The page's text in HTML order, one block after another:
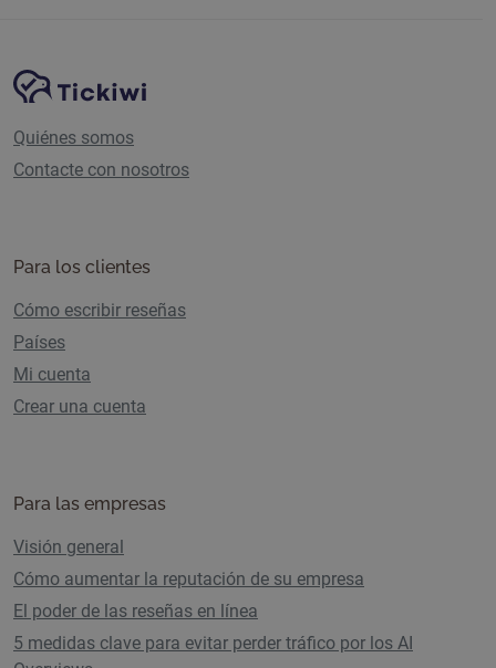
Navegación del sitio
Plataforma Tickiwi
Quiénes somos
Contacte con nosotros
Para los clientes
Cómo escribir reseñas
Países
Mi cuenta
Crear una cuenta
Para las empresas
Visión general
Cómo aumentar la reputación de su empresa
El poder de las reseñas en línea
5 medidas clave para evitar perder tráfico por los AI